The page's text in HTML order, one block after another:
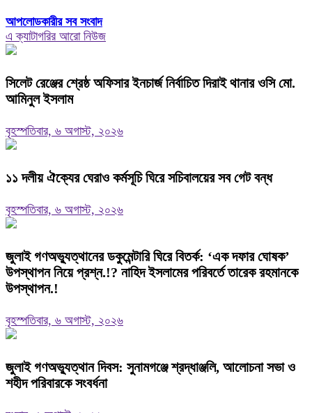
আপলোডকারীর সব সংবাদ
এ ক্যাটাগরির আরো নিউজ
‎সিলেট রেঞ্জের শ্রেষ্ঠ অফিসার ইনচার্জ নির্বাচিত দিরাই থানার ওসি মো.
আমিনুল ইসলাম
বৃহস্পতিবার, ৬ অগাস্ট, ২০২৬
‎১১ দলীয় ঐক্যের ঘেরাও কর্মসূচি ঘিরে সচিবালয়ের সব গেট বন্ধ
বৃহস্পতিবার, ৬ অগাস্ট, ২০২৬
‎জুলাই গণঅভ্যুত্থানের ডকুমেন্টারি ঘিরে বিতর্ক: ‘এক দফার ঘোষক’
উপস্থাপন নিয়ে প্রশ্ন.!? নাহিদ ইসলামের পরিবর্তে তারেক রহমানকে
উপস্থাপন.!
বৃহস্পতিবার, ৬ অগাস্ট, ২০২৬
জুলাই গণঅভ্যুত্থান দিবস: সুনামগঞ্জে শ্রদ্ধাঞ্জলি, আলোচনা সভা ও
শহীদ পরিবারকে সংবর্ধনা